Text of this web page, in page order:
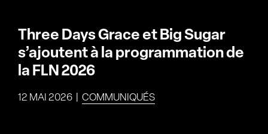
Three Days Grace et Big Sugar
s’ajoutent à la programmation de
la FLN 2026
12 MAI 2026 COMMUNIQUÉS